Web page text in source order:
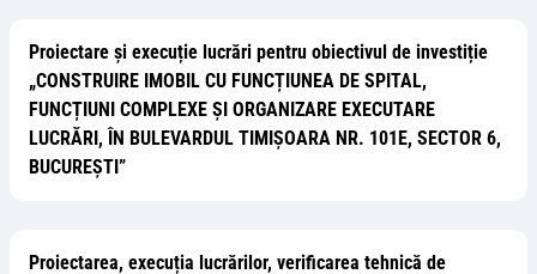
Proiectare și execuție lucrări pentru obiectivul de investiție
„CONSTRUIRE IMOBIL CU FUNCȚIUNEA DE SPITAL,
FUNCȚIUNI COMPLEXE ȘI ORGANIZARE EXECUTARE
LUCRĂRI, ÎN BULEVARDUL TIMIȘOARA NR. 101E, SECTOR 6,
BUCUREȘTI”
Proiectarea, execuția lucrărilor, verificarea tehnică de